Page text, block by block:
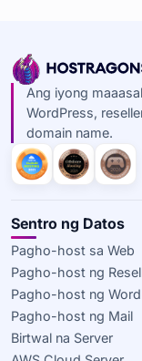
Ang iyong
WordPress,
domain name.
Sentro ng Datos
Pagho-host sa Web
Pagho-host ng
Pagho-host ng
Pagho-host ng Mail
Birtwal na Server